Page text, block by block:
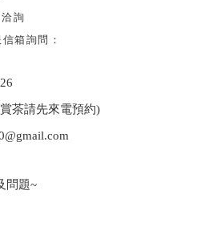
詢
箱詢問：
茶請先來電預約)
問題~